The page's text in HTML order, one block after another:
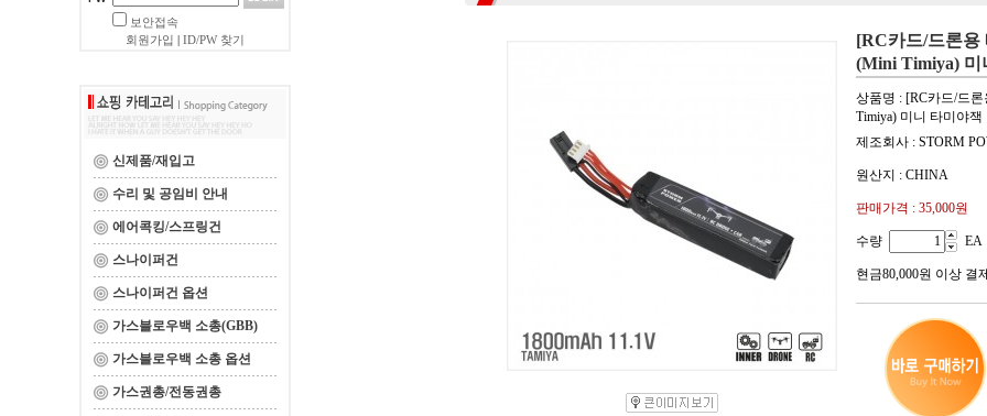
보안접속
회원가입
ID/PW 찾기
신제품/재입고
수리 및 공임비 안내
에어콕킹/스프링건
스나이퍼건
스나이퍼건 옵션
가스블로우백 소총(GBB)
가스블로우백 소총 옵션
가스권총/전동권총
[RC카드/드론용
(Mini Timiya) 미
상품명 : [RC카드/드
Timiya) 미니 타미야잭
제조회사 : STORM
원산지 : CHINA
판매가격 : 35,000원
수량 EA
현금80,000원 이상 결